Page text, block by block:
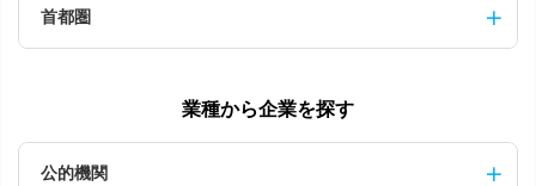
首都圏
業種から企業を探す
公的機関